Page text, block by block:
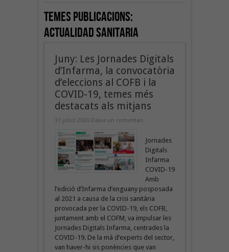
Temes Publicacions:
actualidad sanitaria
Juny: Les Jornades Digitals
d’Infarma, la convocatòria
d’eleccions al COFB i la
COVID-19, temes més
destacats als mitjans
31 juliol 2020 Deixa un comentari
Jornades
Digitals
Infarma
COVID-19
Amb
l’edició d’Infarma d’enguany posposada
al 2021 a causa de la crisi sanitària
provocada per la COVID-19, els COFB,
juntament amb el COFM, va impulsar les
Jornades Digitals Infarma, centrades la
COVID-19. De la mà d’experts del sector,
van haver-hi sis ponències que van